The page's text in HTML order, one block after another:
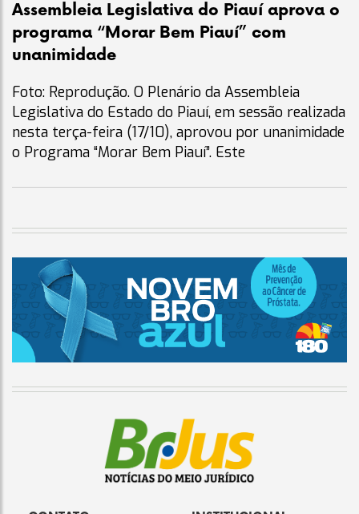
Assembleia Legislativa do Piauí aprova o
programa “Morar Bem Piauí” com
unanimidade
Foto: Reprodução. O Plenário da Assembleia
Legislativa do Estado do Piauí, em sessão realizada
nesta terça-feira (17/10), aprovou por unanimidade
o Programa “Morar Bem Piauí”. Este